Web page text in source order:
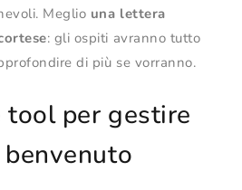
Meglio una lettera
: gli ospiti avranno tutto
di più se vorranno.
tool per gestire